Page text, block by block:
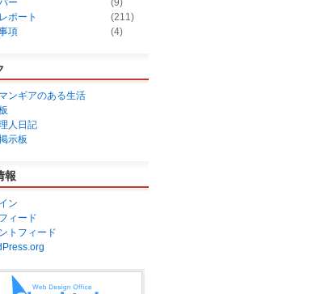
ー
(9)
ポート
(211)
項
(4)
ンギアのある生活
人日記
示板
報
ン
ィード
トフィード